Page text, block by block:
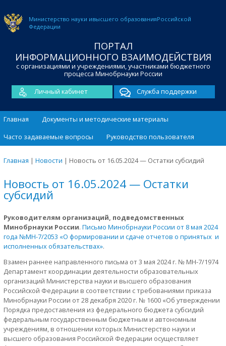
Министерство науки ивысшего образованияРоссийской
Федерации
ПОРТАЛ
ИНФОРМАЦИОННОГО ВЗАИМОДЕЙСТВИЯ
с организациями и учреждениями, участниками бюджетного
процесса Минобрнауки России
Личный кабинет
Служба поддержки
Главная
Документы и методические материалы
Часто задаваемые вопросы
Руководство пользователя
Главная | Новости | Новость от 16.05.2024 — Остатки субсидий
Новость от 16.05.2024 — Остатки
субсидий
Руководителям организаций, подведомственных
Минобрнауки России. Письмо Минобрнауки России от 8 мая 2024
года №МН-7/2053 «О формировании и сдаче отчетов о принятых и
исполненных обязательствах».
Взамен раннее направленного письма от 3 мая 2024 г. № МН-7/1974
Департамент координации деятельности образовательных
организаций Министерства науки и высшего образования
Российской Федерации в соответствии с требованиями приказа
Минобрнауки России от 28 декабря 2020 г. № 1600 «Об утверждении
Порядка предоставления из федерального бюджета субсидий
федеральным государственным бюджетным и автономным
учреждениям, в отношении которых Министерство науки и
высшего образования Российской Федерации осуществляет